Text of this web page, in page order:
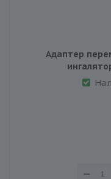
Адаптер